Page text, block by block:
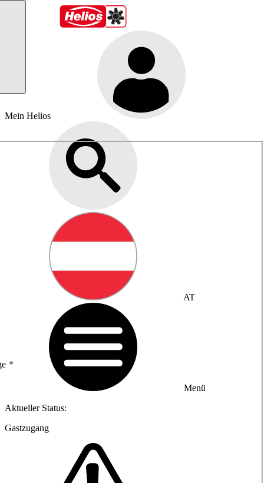
Mein Helios
AT
Menü
Aktueller Status:
Gastzugang